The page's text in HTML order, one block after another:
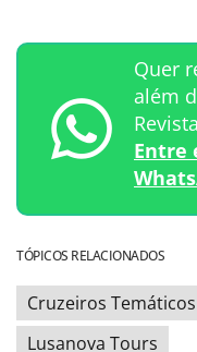
Quer
além
Entre
TÓPICOS RELACIONADOS
Cruzeiros Temáticos
Lusanova Tours